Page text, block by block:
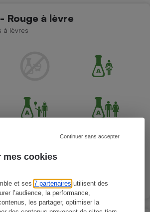
mes cookies
et ses7 partenaires utilisent des
l’audience, la performance,
les partager, optimiser la
Continuer sans accepter
Rouge à lèvre
à lèvres